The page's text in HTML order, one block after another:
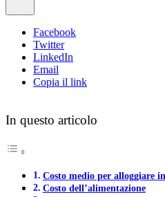
Facebook
Twitter
LinkedIn
Email
Copia il link
In questo articolo
Costo medio per alloggiare
Costo dell’alimentazione